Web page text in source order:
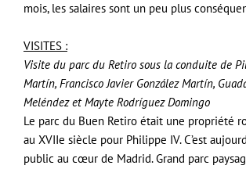
mois, les salaires sont un peu plus
VISITES :
Visite du parc du Retiro sous la conduite de
Martín, Francisco Javier González Martín,
Meléndez et Mayte Rodríguez Domingo
Le parc du Buen Retiro était une propriété
au XVIIe siècle pour Philippe IV. C’est
public au cœur de Madrid. Grand parc